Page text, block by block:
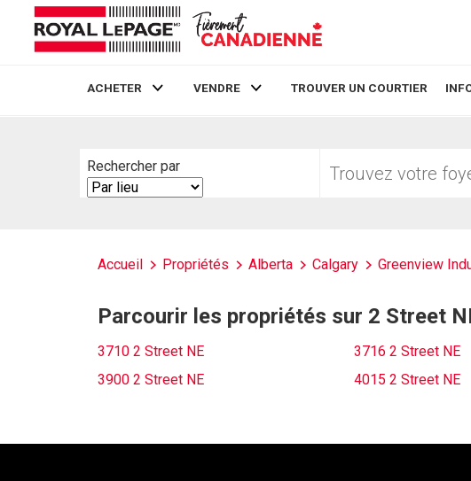
ACHETER VENDRE TROUVER UN COURTIER
Rechercher par
Search
By
votre
Accueil Propriétés Alberta Calgary Greenview
Parcourir les propriétés sur 2 Street
3710 2 Street NE 3716 2 Street NE
3900 2 Street NE
4015 2 Street NE